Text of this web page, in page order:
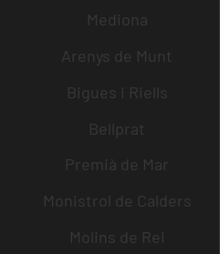
Mediona
Arenys de Munt
Bigues i Riells
Bellprat
Premià de Mar
Monistrol de Calders
Molins de Rei